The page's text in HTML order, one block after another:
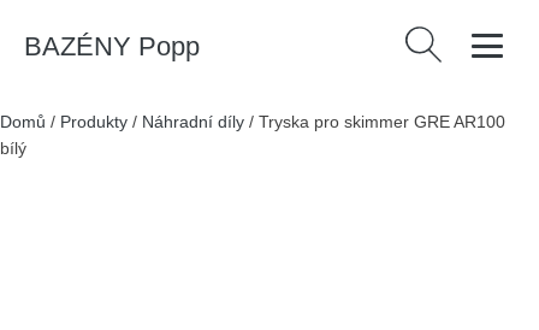
BAZÉNY Popp Vyhledávání
Domů / Produkty / Náhradní díly / Tryska pro skimmer GRE AR100
bílý